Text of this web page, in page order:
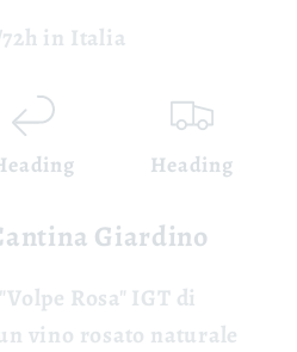
in Italia
Heading
Giardino
Rosa" IGT di
vino rosato naturale